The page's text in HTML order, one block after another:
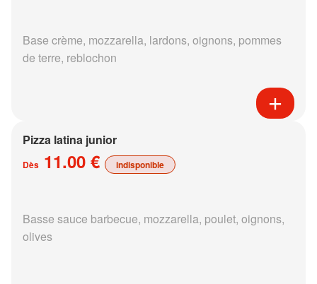
Base crème, mozzarella, lardons, oignons, pommes
de terre, reblochon
Pizza latina junior
Dès 11.00 € indisponible
Basse sauce barbecue, mozzarella, poulet, oignons,
olives